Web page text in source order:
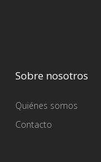
Sobre nosotros
Quiénes somos
Contacto